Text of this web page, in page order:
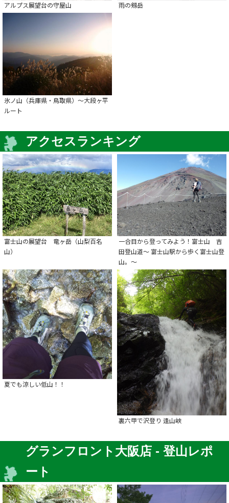
アルプス展望台の守屋山 雨の剱岳
氷ノ山（兵庫県・鳥取県）～大段ヶ平
ルート
アクセスランキング
富士山の展望台 竜ヶ岳（山梨百名
山）
一合目から登ってみよう！富士山 吉
田登山道～ 富士山駅から歩く富士山登
山。～
夏でも涼しい低山！！
裏六甲で沢登り 逢山峡
グランフロント大阪店 - 登山レポ
ート